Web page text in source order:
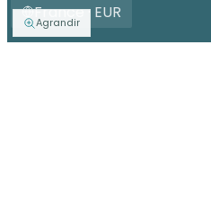
Agrandir
France · EUR